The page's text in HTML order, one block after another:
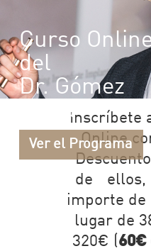
Curso
del
Dr. Gómez
Meda
Ver el Programa
Inscríbete
Online
de ellos,
importe de
lugar de
320€ (60€